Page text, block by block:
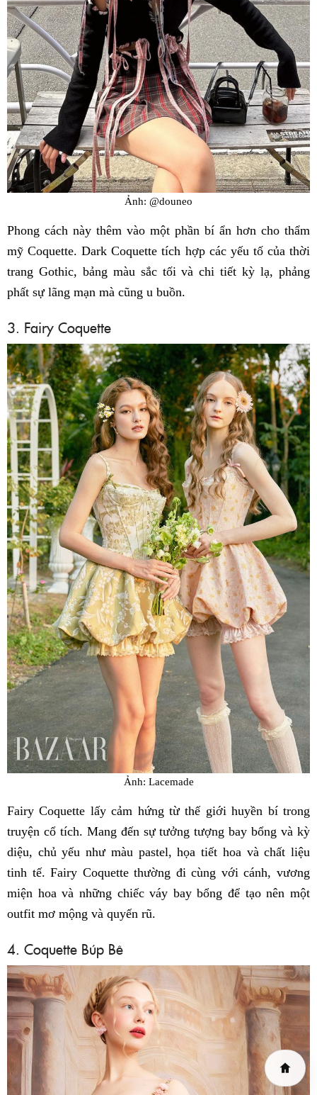
Ảnh: @douneo
Phong cách này thêm vào một phần bí ẩn hơn cho thẩm
mỹ Coquette. Dark Coquette tích hợp các yếu tố của thời
trang Gothic, bảng màu sắc tối và chi tiết kỳ lạ, phảng
phất sự lãng mạn mà cũng u buồn.
3. Fairy Coquette
Ảnh: Lacemade
Fairy Coquette lấy cảm hứng từ thế giới huyền bí trong
truyện cổ tích. Mang đến sự tưởng tượng bay bổng và kỳ
diệu, chủ yếu như màu pastel, họa tiết hoa và chất liệu
tinh tế. Fairy Coquette thường đi cùng với cánh, vương
miện hoa và những chiếc váy bay bổng để tạo nên một
outfit mơ mộng và quyến rũ.
4. Coquette Búp Bê